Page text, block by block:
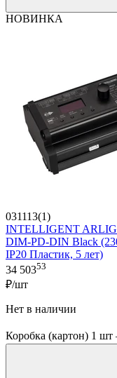
НОВИНКА
031113(1)
INTELLIGENT
DIM-PD-DIN Black
IP20 Пластик, 5 лет)
34 50353
₽/шт
Нет в наличии
Коробка (картон) 1